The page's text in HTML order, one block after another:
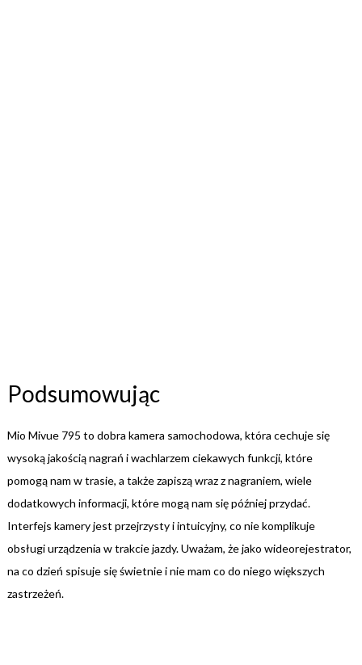
Podsumowując
Mio Mivue 795 to dobra kamera samochodowa, która cechuje się
wysoką jakością nagrań i wachlarzem ciekawych funkcji, które
pomogą nam w trasie, a także zapiszą wraz z nagraniem, wiele
dodatkowych informacji, które mogą nam się później przydać.
Interfejs kamery jest przejrzysty i intuicyjny, co nie komplikuje
obsługi urządzenia w trakcie jazdy. Uważam, że jako wideorejestrator,
na co dzień spisuje się świetnie i nie mam co do niego większych
zastrzeżeń.